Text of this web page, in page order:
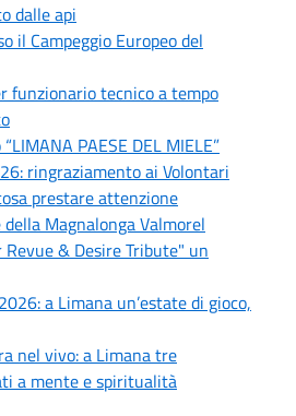
dalle api
il Campeggio Europeo del
funzionario tecnico a tempo
PAESE DEL MIELE”
ringraziamento ai Volontari
prestare attenzione
Magnalonga Valmorel
& Desire Tribute" un
a Limana un’estate di gioco,
nel vivo: a Limana tre
a mente e spiritualità